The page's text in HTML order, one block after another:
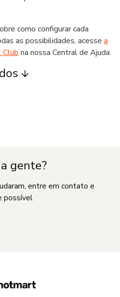
como configurar cada
as possibilidades, acesse a
Club na nossa Central de Ajuda.
gente?
entre em contato e
possível